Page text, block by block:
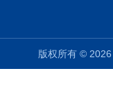
版权所有 ©